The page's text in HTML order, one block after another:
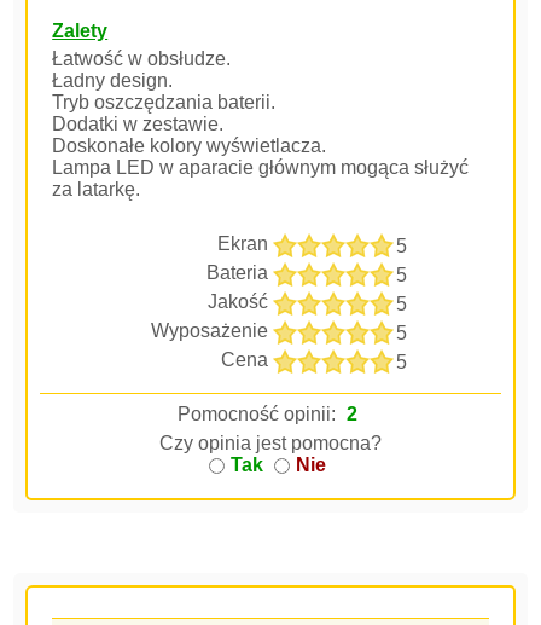
Zalety
Łatwość w obsłudze.
Ładny design.
Tryb oszczędzania baterii.
Dodatki w zestawie.
Doskonałe kolory wyświetlacza.
Lampa LED w aparacie głównym mogąca służyć
za latarkę.
Ekran
5
Bateria
5
Jakość
5
Wyposażenie
5
Cena
5
Pomocność opinii: 2
Czy opinia jest pomocna?
Tak
Nie